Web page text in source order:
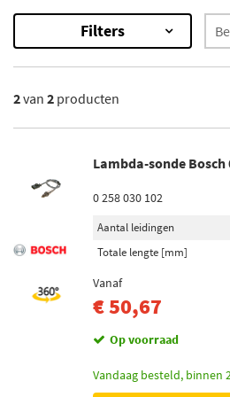
Filters
2Resultaten
×
Categorieën
Veren/dempers (onderstel) (1)
Onderdeelmerk
Bosch (1)
Mijnautoonderdelen (1)
2van 2 producten
Lambda-sonde Bosch
0 258 030 102
Aantal leidingen
Totale lengte [mm]
Vanaf
€ 50,67
Op voorraad
Vandaag besteld, binnen